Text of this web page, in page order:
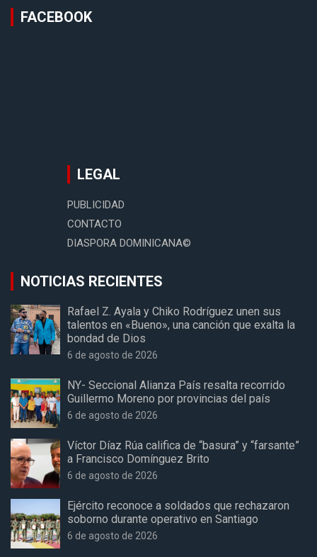
FACEBOOK
LEGAL
PUBLICIDAD
CONTACTO
DIASPORA DOMINICANA©
NOTICIAS RECIENTES
Rafael Z. Ayala y Chiko Rodríguez unen sus
talentos en «Bueno», una canción que exalta la
bondad de Dios
6 de agosto de 2026
NY- Seccional Alianza País resalta recorrido
Guillermo Moreno por provincias del país
6 de agosto de 2026
Víctor Díaz Rúa califica de “basura” y “farsante”
a Francisco Domínguez Brito
6 de agosto de 2026
Ejército reconoce a soldados que rechazaron
soborno durante operativo en Santiago
6 de agosto de 2026